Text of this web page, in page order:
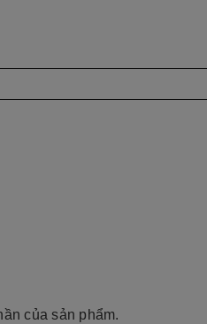
của sản phẩm.